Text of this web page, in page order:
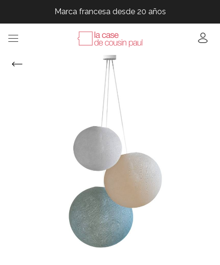
Marca francesa desde 20 años
Marca francesa desde 20 años
Marca francesa desde 20 años